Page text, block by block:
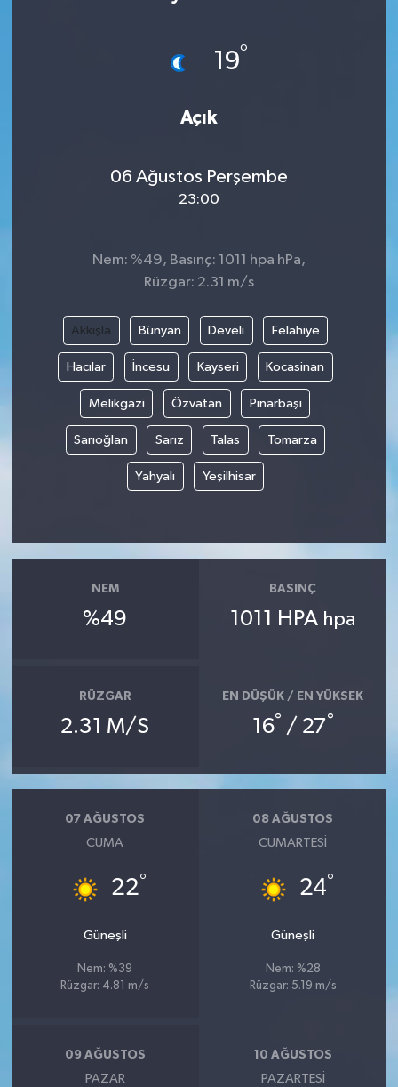
19°
Açık
06 Ağustos Perşembe
23:00
Nem: %49, Basınç: 1011 hpa hPa,
Rüzgar: 2.31 m/s
Akkışla Bünyan Develi Felahiye
Hacılar İncesu Kayseri Kocasinan
Melikgazi Özvatan Pınarbaşı
Sarıoğlan Sarız Talas Tomarza
Yahyalı Yeşilhisar
NEM
%49
BASINÇ
1011 HPA hpa
RÜZGAR
2.31 M/S
EN DÜŞÜK / EN YÜKSEK
16° / 27°
07 AĞUSTOS
CUMA
22°
Güneşli
Nem: %39
Rüzgar: 4.81 m/s
08 AĞUSTOS
CUMARTESI
24°
Güneşli
Nem: %28
Rüzgar: 5.19 m/s
09 AĞUSTOS
PAZAR
10 AĞUSTOS
PAZARTESI